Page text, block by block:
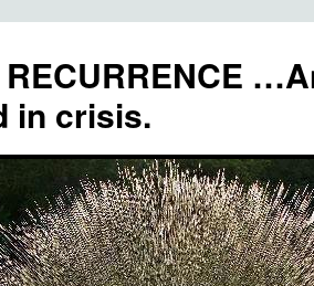
RECURRENCE
in crisis.